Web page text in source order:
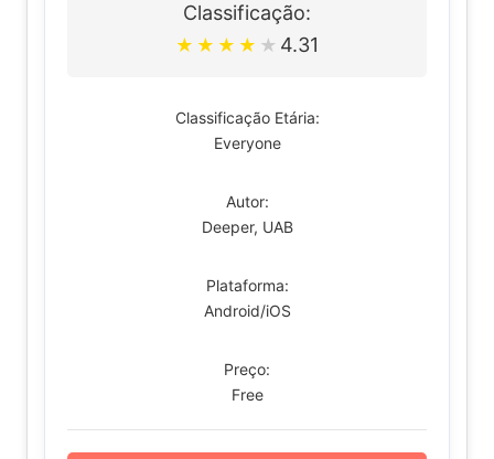
Classificação:
★ ★ ★ ★ ★ 4.31
Classificação Etária:
Everyone
Autor:
Deeper, UAB
Plataforma:
Android/iOS
Preço:
Free